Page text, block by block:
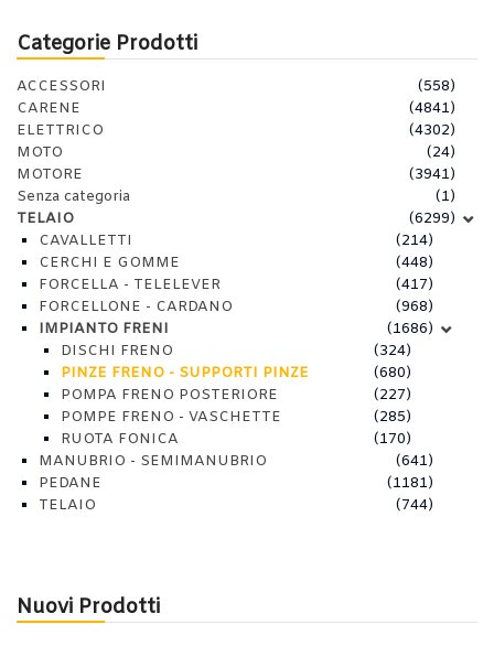
Categorie Prodotti
ACCESSORI
(558)
CARENE
(4841)
ELETTRICO
(4302)
MOTO
(24)
MOTORE
(3941)
Senza categoria
(1)
TELAIO
(6299)
CAVALLETTI
(214)
CERCHI E GOMME
(448)
FORCELLA - TELELEVER
(417)
FORCELLONE - CARDANO
(968)
IMPIANTO FRENI
(1686)
DISCHI FRENO
(324)
PINZE FRENO - SUPPORTI PINZE
(680)
POMPA FRENO POSTERIORE
(227)
POMPE FRENO - VASCHETTE
(285)
RUOTA FONICA
(170)
MANUBRIO - SEMIMANUBRIO
(641)
PEDANE
(1181)
TELAIO
(744)
Nuovi Prodotti